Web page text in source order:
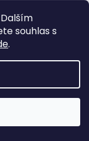
souhlas s
.
si s
je
údajů.
ve
na
My jsme
tyto